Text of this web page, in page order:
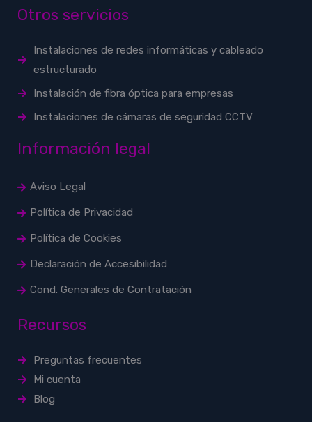
Otros servicios
Instalaciones de redes informáticas y cableado
estructurado
Instalación de fibra óptica para empresas
Instalaciones de cámaras de seguridad CCTV
Información legal
Aviso Legal
Política de Privacidad
Política de Cookies
Declaración de Accesibilidad
Cond. Generales de Contratación
Recursos
Preguntas frecuentes
Mi cuenta
Blog